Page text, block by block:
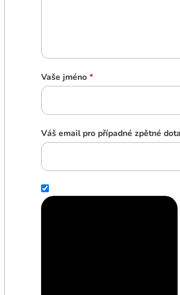
Vaše jméno *
Váš email pro případné zpětné